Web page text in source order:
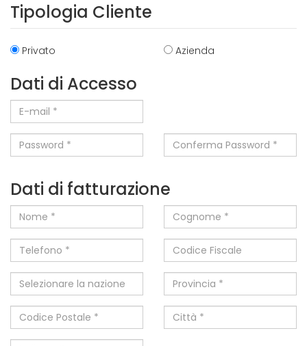
Tipologia Cliente
Privato Azienda
Dati di Accesso
E-mail *
Password * Conferma Password *
Dati di fatturazione
Nome * Cognome *
Telefono * Codice Fiscale
Selezionare la nazione Provincia *
Codice Postale * Città *